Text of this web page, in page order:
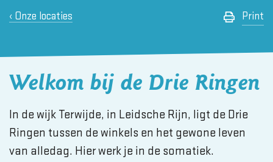
Onze locaties Print
Welkom bij de Drie Ringen
In de wijk Terwijde, in Leidsche Rijn, ligt de Drie
Ringen tussen de winkels en het gewone leven
van alledag. Hier werk je in de somatiek.